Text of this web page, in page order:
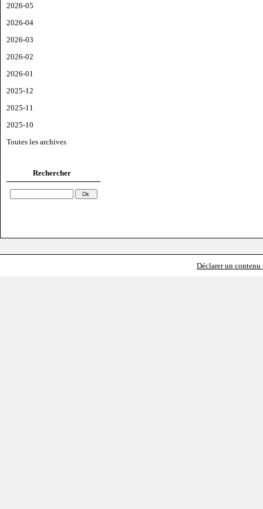
2026-05
2026-04
2026-03
2026-02
2026-01
2025-12
2025-11
2025-10
Toutes les archives
Rechercher
Déclarer un